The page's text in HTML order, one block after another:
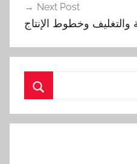
Next Post
والتغليف وخطوط الإنتاج